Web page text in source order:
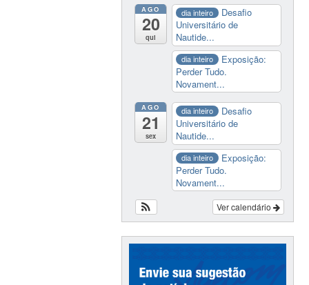
AGO
20
qui
dia inteiro
Desafio
Universitário de
Nautide...
dia inteiro
Exposição:
Perder Tudo.
Novament...
AGO
21
sex
dia inteiro
Desafio
Universitário de
Nautide...
dia inteiro
Exposição:
Perder Tudo.
Novament...
Ver calendário